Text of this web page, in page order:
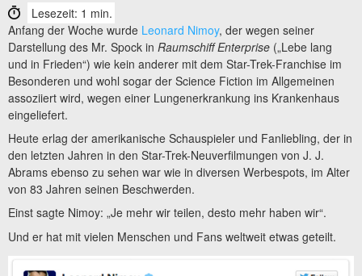
Lesezeit: 1 min.
Anfang der Woche wurde Leonard Nimoy, der wegen seiner
Darstellung des Mr. Spock in Raumschiff Enterprise („Lebe lang
und in Frieden“) wie kein anderer mit dem Star-Trek-Franchise im
Besonderen und wohl sogar der Science Fiction im Allgemeinen
assoziiert wird, wegen einer Lungenerkrankung ins Krankenhaus
eingeliefert.
Heute erlag der amerikanische Schauspieler und Fanliebling, der in
den letzten Jahren in den Star-Trek-Neuverfilmungen von J. J.
Abrams ebenso zu sehen war wie in diversen Werbespots, im Alter
von 83 Jahren seinen Beschwerden.
Einst sagte Nimoy: „Je mehr wir teilen, desto mehr haben wir“.
Und er hat mit vielen Menschen und Fans weltweit etwas geteilt.